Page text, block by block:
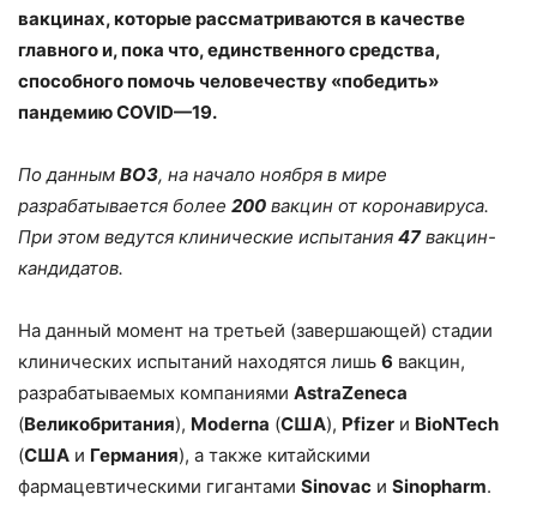
вакцинах, которые рассматриваются в качестве
главного и, пока что, единственного средства,
способного помочь человечеству «победить»
пандемиюCOVID—19.
По данным ВОЗ, на начало ноября в мире
разрабатывается более 200 вакцин от коронавируса.
При этом ведутся клинические испытания 47вакцин-
кандидатов.
На данный момент на третьей (завершающей) стадии
клинических испытаний находятся лишь 6 вакцин,
разрабатываемых компаниями AstraZeneca
(Великобритания), Moderna (США), Pfizer и BioNTech
(США и Германия), а также китайскими
фармацевтическими гигантами Sinovac и Sinopharm.